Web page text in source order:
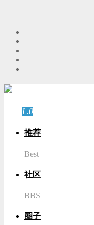
L.0
推荐
Best
社区
BBS
圈子